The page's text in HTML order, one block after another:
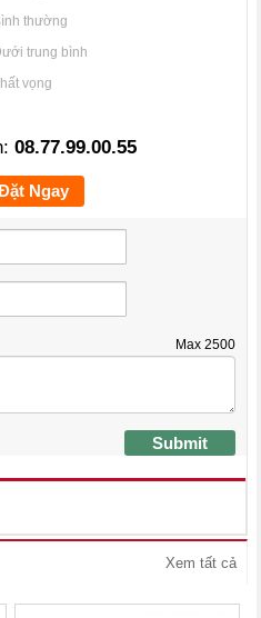
thường
trung bình
vọng
08.77.99.00.55
Ngay
Max 2500
Submit
Xem tất cả